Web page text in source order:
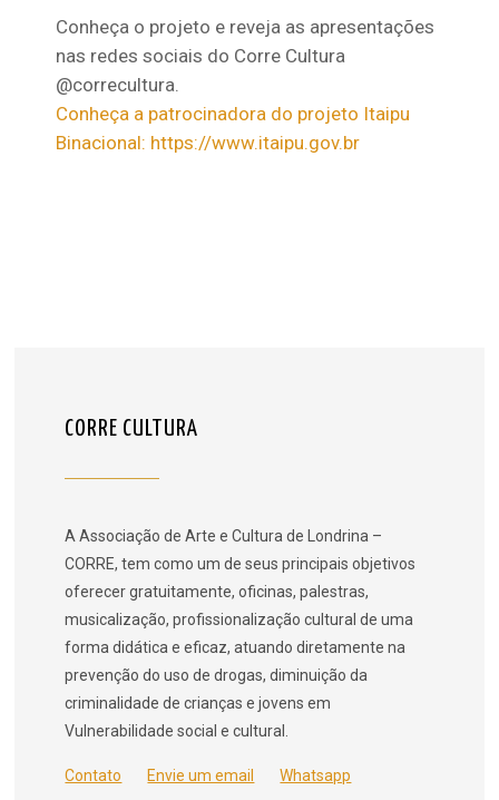
Conheça o projeto e reveja as apresentações
nas redes sociais do Corre Cultura
@correcultura.
Conheça a patrocinadora do projeto Itaipu
Binacional: https://www.itaipu.gov.br
CORRE CULTURA
A Associação de Arte e Cultura de Londrina –
CORRE, tem como um de seus principais objetivos
oferecer gratuitamente, oficinas, palestras,
musicalização, profissionalização cultural de uma
forma didática e eficaz, atuando diretamente na
prevenção do uso de drogas, diminuição da
criminalidade de crianças e jovens em
Vulnerabilidade social e cultural.
Contato Envie um email Whatsapp